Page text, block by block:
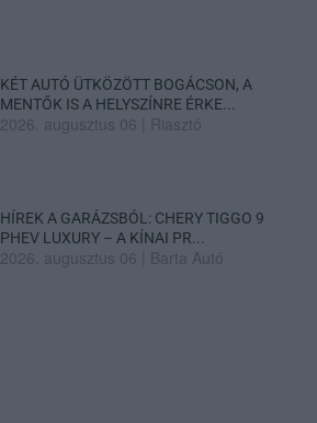
KÉT AUTÓ ÜTKÖZÖTT BOGÁCSON, A
MENTŐK IS A HELYSZÍNRE ÉRKE...
2026. augusztus 06 Riasztó
HÍREK A GARÁZSBÓL: CHERY TIGGO 9
PHEV LUXURY – A KÍNAI PR...
2026. augusztus 06 Barta Autó